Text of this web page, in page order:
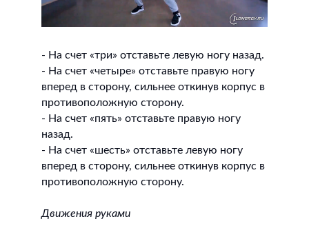
- На счет «три» отставьте левую ногу назад.
- На счет «четыре» отставьте правую ногу
вперед в сторону, сильнее откинув корпус в
противоположную сторону.
- На счет «пять» отставьте правую ногу
назад.
- На счет «шесть» отставьте левую ногу
вперед в сторону, сильнее откинув корпус в
противоположную сторону.
Движения руками